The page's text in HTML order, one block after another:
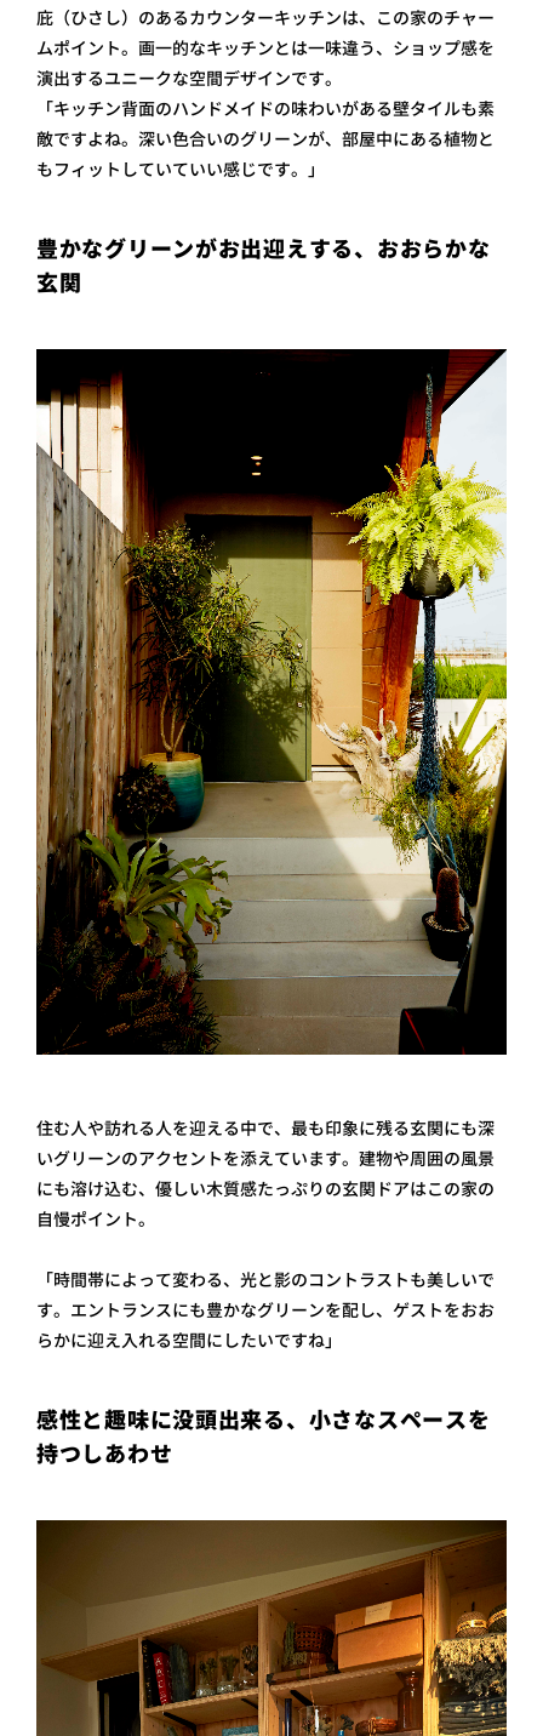
庇（ひさし）のあるカウンターキッチンは、この家のチャー
ムポイント。画一的なキッチンとは一味違う、ショップ感を
演出するユニークな空間デザインです。
「キッチン背面のハンドメイドの味わいがある壁タイルも素
敵ですよね。深い色合いのグリーンが、部屋中にある植物と
もフィットしていていい感じです。」
豊かなグリーンがお出迎えする、おおらかな
玄関
住む人や訪れる人を迎える中で、最も印象に残る玄関にも深
いグリーンのアクセントを添えています。建物や周囲の風景
にも溶け込む、優しい木質感たっぷりの玄関ドアはこの家の
自慢ポイント。
「時間帯によって変わる、光と影のコントラストも美しいで
す。エントランスにも豊かなグリーンを配し、ゲストをおお
らかに迎え入れる空間にしたいですね」
感性と趣味に没頭出来る、小さなスペースを
持つしあわせ